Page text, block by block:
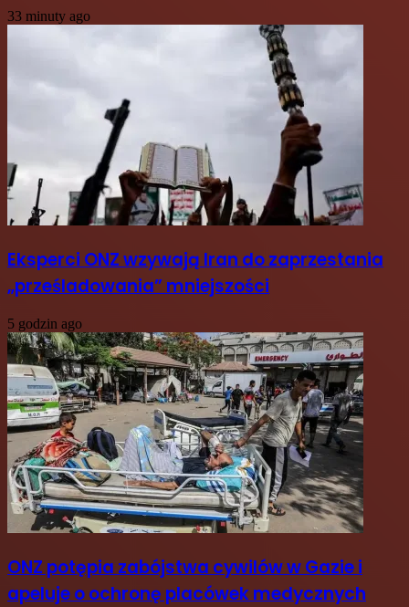
33 minuty ago
Eksperci ONZ wzywają Iran do zaprzestania
„prześladowania” mniejszości
5 godzin ago
ONZ potępia zabójstwa cywilów w Gazie i
apeluje o ochronę placówek medycznych